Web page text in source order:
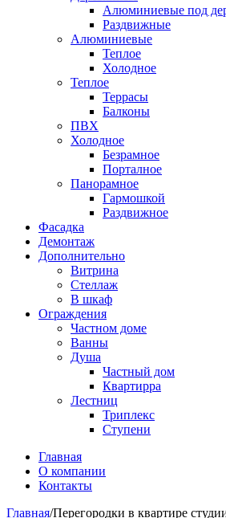
Алюминиевые под
Раздвижные
Алюминиевые
Теплое
Холодное
Теплое
Террасы
Балконы
ПВХ
Холодное
Безрамное
Порталное
Панорамное
Гармошкой
Раздвижное
Фасадка
Демонтаж
Дополнительно
Витрина
Стеллаж
В шкаф
Ограждения
Частном доме
Ванны
Душа
Частный дом
Квартирра
Лестниц
Триплекс
Ступени
Главная
О компании
Контакты
Главная/Перегородки в квартире